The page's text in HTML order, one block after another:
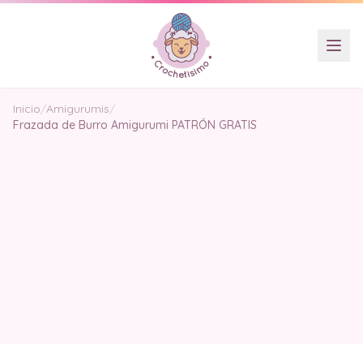
Inicio/Amigurumis/
Frazada de Burro Amigurumi PATRÓN GRATIS